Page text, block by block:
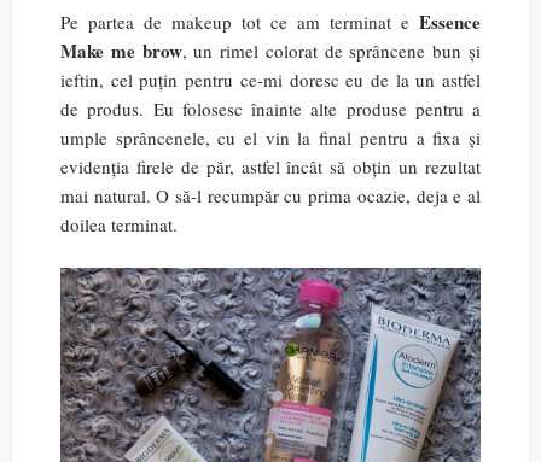
Pe partea de makeup tot ce am terminat e Essence
Make me brow, un rimel colorat de sprâncene bun și
ieftin, cel puțin pentru ce-mi doresc eu de la un astfel
de produs. Eu folosesc înainte alte produse pentru a
umple sprâncenele, cu el vin la final pentru a fixa și
evidenția firele de păr, astfel încât să obțin un rezultat
mai natural. O să-l recumpăr cu prima ocazie, deja e al
doilea terminat.